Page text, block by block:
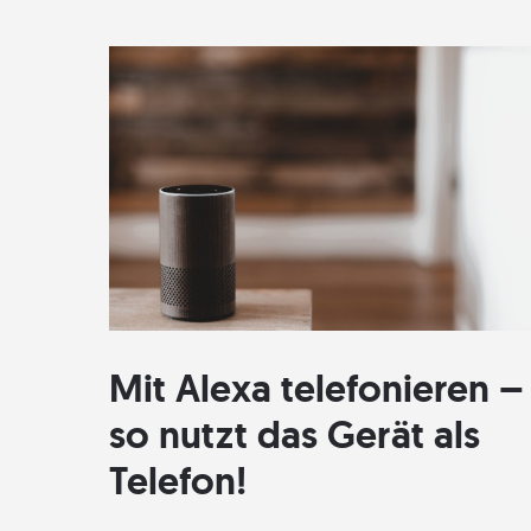
Sprachassistent
ist
besser?
Mit Alexa telefonieren –
so nutzt das Gerät als
Telefon!